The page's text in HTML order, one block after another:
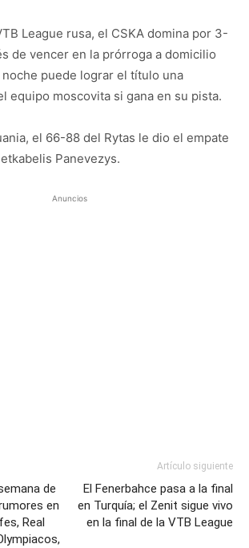
League rusa, el CSKA domina por 3-
de vencer en la prórroga a domicilio
noche puede lograr el título una
equipo moscovita si gana en su pista.
el 66-88 del Rytas le dio el empate
Panevezys.
Anuncios
de
en
Real
Artículo siguiente
El Fenerbahce pasa a la final
en Turquía; el Zenit sigue vivo
en la final de la VTB League